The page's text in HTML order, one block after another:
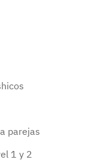
parejas
1 y 2